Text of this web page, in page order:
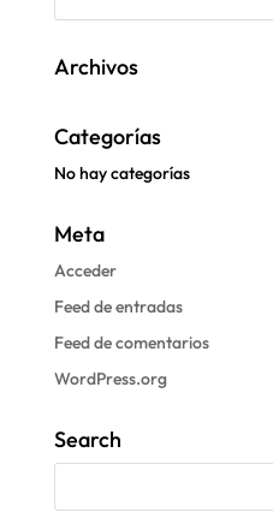
Archivos
Categorías
No hay categorías
Meta
Acceder
Feed de entradas
Feed de comentarios
WordPress.org
Search